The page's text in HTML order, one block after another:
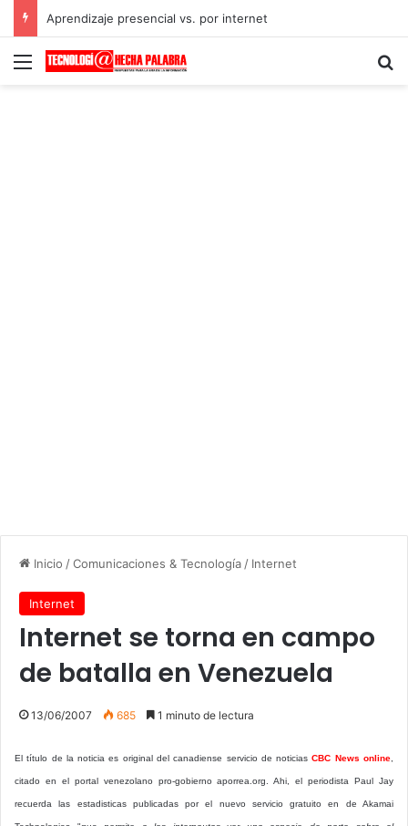
Aprendizaje presencial vs. por internet
Menú
Inicio /Comunicaciones & Tecnología / Internet
Internet
Internet se torna en campo
de batalla en Venezuela
13/06/2007 685 1 minuto de lectura
El título de la noticia es original del canadiense servicio de noticiasCBC News online
citado en el portal venezolano pro-gobierno aporrea.org. Ahi, el periodista Paul Jay
recuerda las estadisticas publicadas por el nuevo servicio gratuito en de Akamai